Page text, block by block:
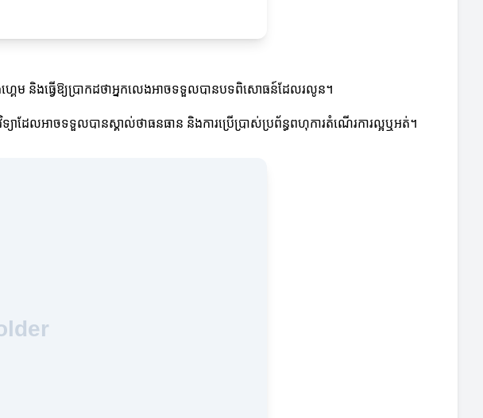
ហ្គេម និងធ្វើឱ្យប្រាកដថាអ្នកលេងអាចទទួលបានបទពិសោធន៍ដែលរលូន។
យាដែលអាចទទួលបានស្គាល់ថាធនធាន និងការប្រើប្រាស់ប្រព័ន្ធពហុការតំណើរការល្អឬអត់។